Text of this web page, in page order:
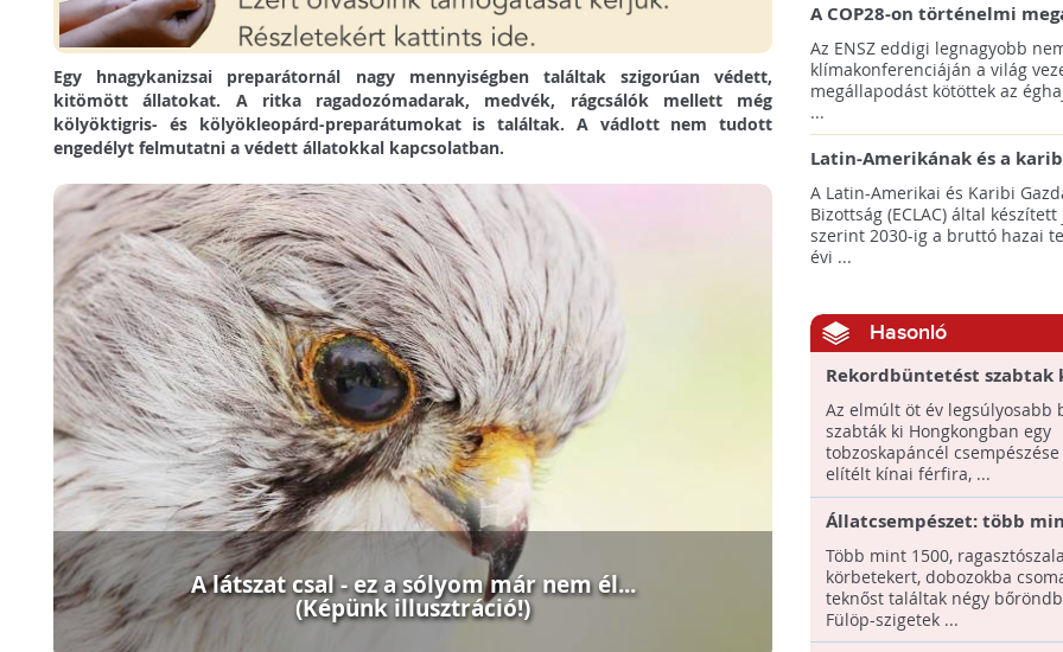
Egy hnagykanizsai preparátornál nagy mennyiségben találtak szigorúan védett,
kitömött állatokat. A ritka ragadozómadarak, medvék, rágcsálók mellett még
kölyöktigris- és kölyökleopárd-preparátumokat is találtak. A vádlott nem tudott
engedélyt felmutatni a védett állatokkal kapcsolatban.
A látszat csal - ez a sólyom már nem él...
(Képünk illusztráció!)
A COP28-on történelmi
született! - Összefoglaló az
klímacsúcsáról
Az ENSZ eddigi legnagyobb
klímakonferenciáján a világ
megállapodást kötöttek az
...
Latin-Amerikának és a
térségnek növelniük kell
az éghajlatvédelmi célok
A Latin-Amerikai és Karibi
Bizottság (ECLAC) által
szerint 2030-ig a bruttó hazai
évi ...
Hasonló
Rekordbüntetést szabtak
Hongkongban
csempészéséért
Az elmúlt öt év legsúlyosabb
szabták ki Hongkongban egy
tobzoskapáncél
elítélt kínai férfira, ...
Állatcsempészet: több
teknőst foglaltak le
Több mint 1500,
körbetekert, dobozokba
teknőst találtak négy
Fülöp-szigetek ...